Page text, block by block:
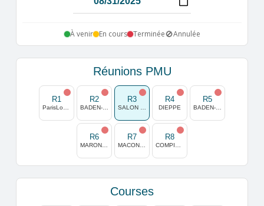
À venir En cours Terminée🚫Annulée
Réunions PMU
R1 R2 R3 R4
DIEPPE
R5
R6 R7 R8
Courses